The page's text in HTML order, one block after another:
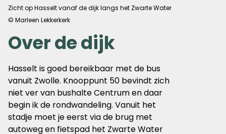
Zicht op Hasselt vanaf de dijk langs het Zwarte Water
© Marleen Lekkerkerk
Over de dijk
Hasselt is goed bereikbaar met de bus
vanuit Zwolle. Knooppunt 50 bevindt zich
niet ver van bushalte Centrum en daar
begin ik de rondwandeling. Vanuit het
stadje moet je eerst via de brug met
autoweg en fietspad het Zwarte Water